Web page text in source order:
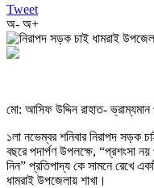
Tweet
অ- অ+
মো: আসিফ উদ্দিন রাহাত- ভ্রাম্যমান
১লা নভেম্বর শনিবার নিরাপদ সড়ক
বছরে পদার্পণ উপলক্ষে, “প্রশংসা নয়
নিন” প্রতিপাদ্য কে সামনে রেখে
ধামরাই উপজেলায় শাখা।